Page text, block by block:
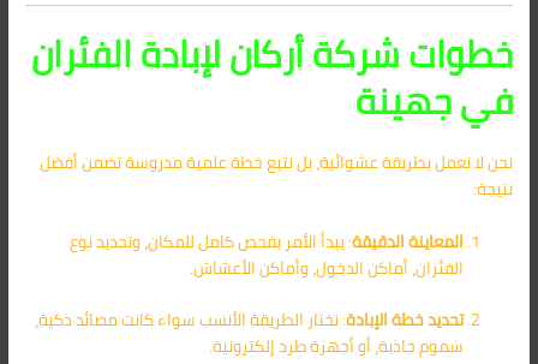
خطوات شركة أركان لإبادة الفئران
في جهينة
نحن لا نعمل بطريقة عشوائية، بل نتبع خطة علمية مدروسة تضمن أفضل
نتيجة:
المعاينة الدقيقة: يبدأ الأمر بفحص كامل للمكان، وتحديد نوع
الفئران، أماكن الدخول، وأماكن الأعشاش.
تحديد خطة الإبادة: نختار الطريقة الأنسب سواء كانت مصائد ذكية،
سموم جاذبة، أو أجهزة طرد إلكترونية.